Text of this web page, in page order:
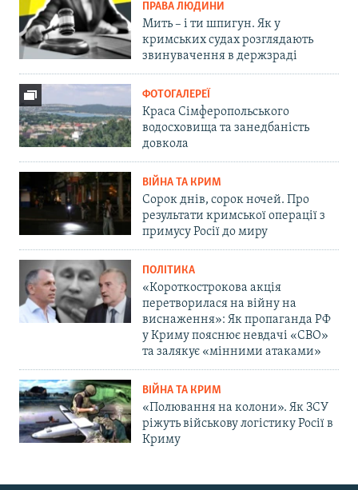
ПРАВА ЛЮДИНИ
Мить – і ти шпигун. Як у
кримських судах розглядають
звинувачення в держзраді
ФОТОГАЛЕРЕЇ
Краса Сімферопольського
водосховища та занедбаність
довкола
ВІЙНА ТА КРИМ
Сорок днів, сорок ночей. Про
результати кримської операції з
примусу Росії до миру
ПОЛІТИКА
«Короткострокова акція
перетворилася на війну на
виснаження»: Як пропаганда РФ
у Криму пояснює невдачі «СВО»
та залякує «мінними атаками»
ВІЙНА ТА КРИМ
«Полювання на колони». Як ЗСУ
ріжуть військову логістику Росії в
Криму